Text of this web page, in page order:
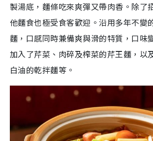
製湯底，麵條吃來爽彈又帶肉香。除了
他麵食也極受食客歡迎。沿用多年不變
麵，口感同時兼備爽與滑的特質，口味
加入了芹菜、肉碎及榨菜的芹王麵，以
白油的乾拌麵等。